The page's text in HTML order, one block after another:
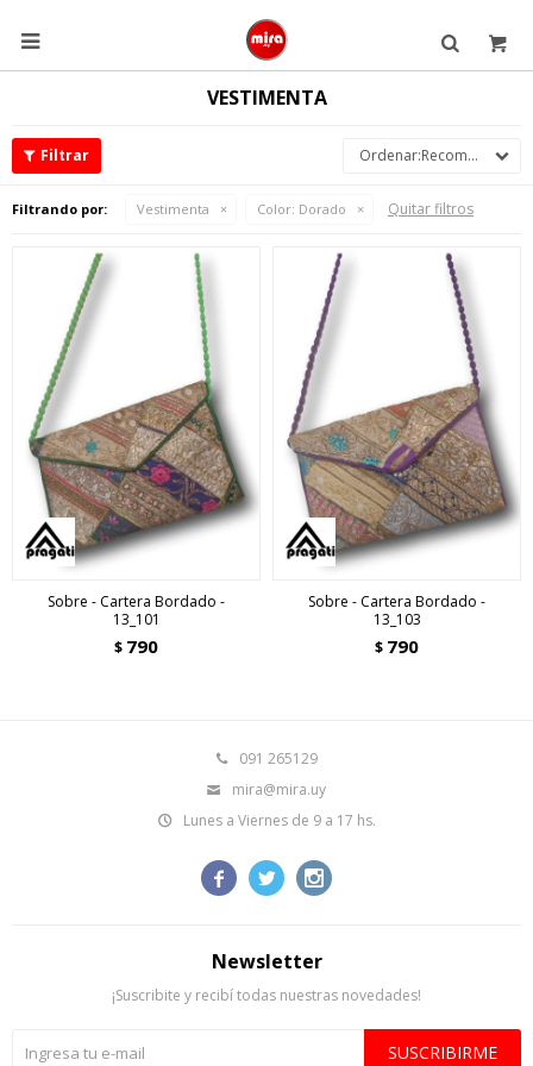

VESTIMENTA
Recomendados
Filtrando por: Vestimenta Color: Dorado Quitar filtros
Sobre - Cartera Bordado -
13_101
$ 790
Sobre - Cartera Bordado -
13_103
$ 790
091 265129
mira@mira.uy
Lunes a Viernes de 9 a 17 hs.
  
Newsletter
¡Suscribite y recibí todas nuestras novedades!
SUSCRIBIRME